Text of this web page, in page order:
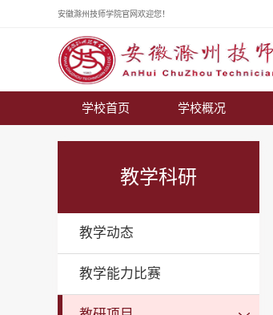
安徽滁州技师学院官网欢迎您！
学校首页 学校概况
教学科研
教学动态
教学能力比赛